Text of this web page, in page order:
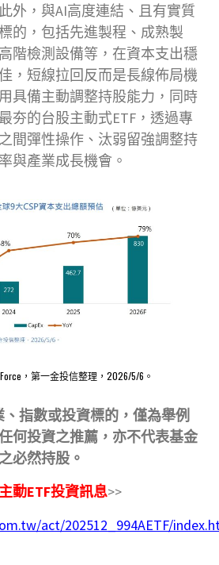
外，與AI高度連結、且有實質
的，包括先進製程、成熟製
階檢測設備等，在資本支出穩
，短線拉回反而是長線佈局機
具備主動調整持股能力，同時
夯的台股主動式ETF，透過專
間彈性操作、汰弱留強調整持
與產業成長機會。
，第一金投信整理，2026/5/6。
指數或投資標的，僅為舉例
何投資之推薦，亦不代表基金
必然持股。
動ETF投資訊息>>
act/202512_994AETF/